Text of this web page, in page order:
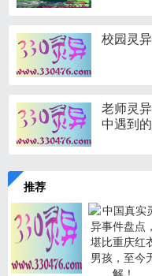
校园灵
老师灵
中遇到
推荐